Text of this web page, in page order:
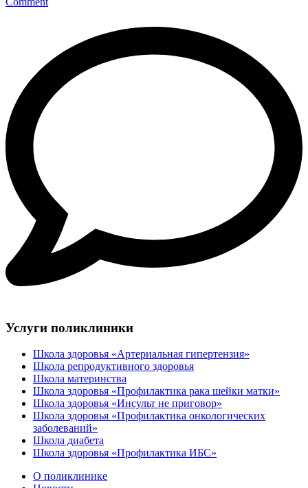
Услуги поликлиники
Школа здоровья «Артериальная гипертензия»
Школа репродуктивного здоровья
Школа материнства
Школа здоровья «Профилактика рака шейки матки»
Школа здоровья «Инсульт не приговор»
Школа здоровья «Профилактика онкологических
заболеваний»
Школа диабета
Школа здоровья «Профилактика ИБС»
О поликлинике